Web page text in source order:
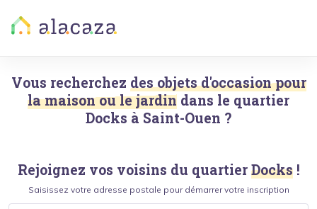
Vous recherchez des objets d'occasion pour
la maison ou le jardin dans le quartier
Docks à Saint-Ouen ?
Rejoignez vos voisins du quartier Docks !
Saisissez votre adresse postale pour démarrer votre inscription